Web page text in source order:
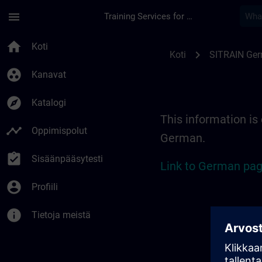
menu Training Services for Digital Industries
home Koti
group_work Kanavat
explore Katalogi
timeline Oppimispolut
assignment_turned_in Sisäänpääsytesti
account_circle Profiili
info Tietoja meistä
Koti chevron_right SITRAIN
This information is
German.
Link to German